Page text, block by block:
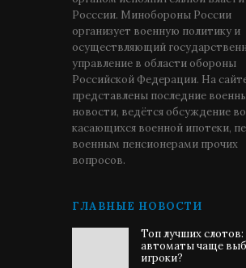
Росссии. Минобороны России
организует военную политику и
осуществляющий
управление в области обороны
Российской Федерации. На
представлены последние
новости, ведётся обсуждение
касающихся военной ипотеки,
военным пенсионерами прочих
вопросов.
ГЛАВНЫЕ НОВОСТИ
Топ лучших слотов:
автоматы чаще
игроки?